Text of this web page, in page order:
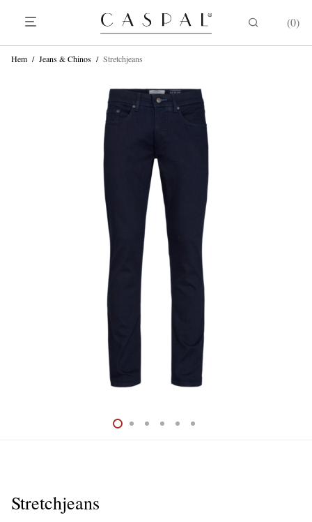
0
Hem / Jeans & Chinos / Stretchjeans
Stretchjeans